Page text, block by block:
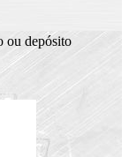
ou depósito